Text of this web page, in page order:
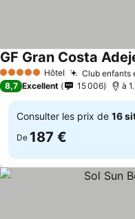
5 Étoiles Hôtel Club enfants
GF Gran Costa
8,7 Excellent 15 006 à
Consulter les prix de 16
De 187 €